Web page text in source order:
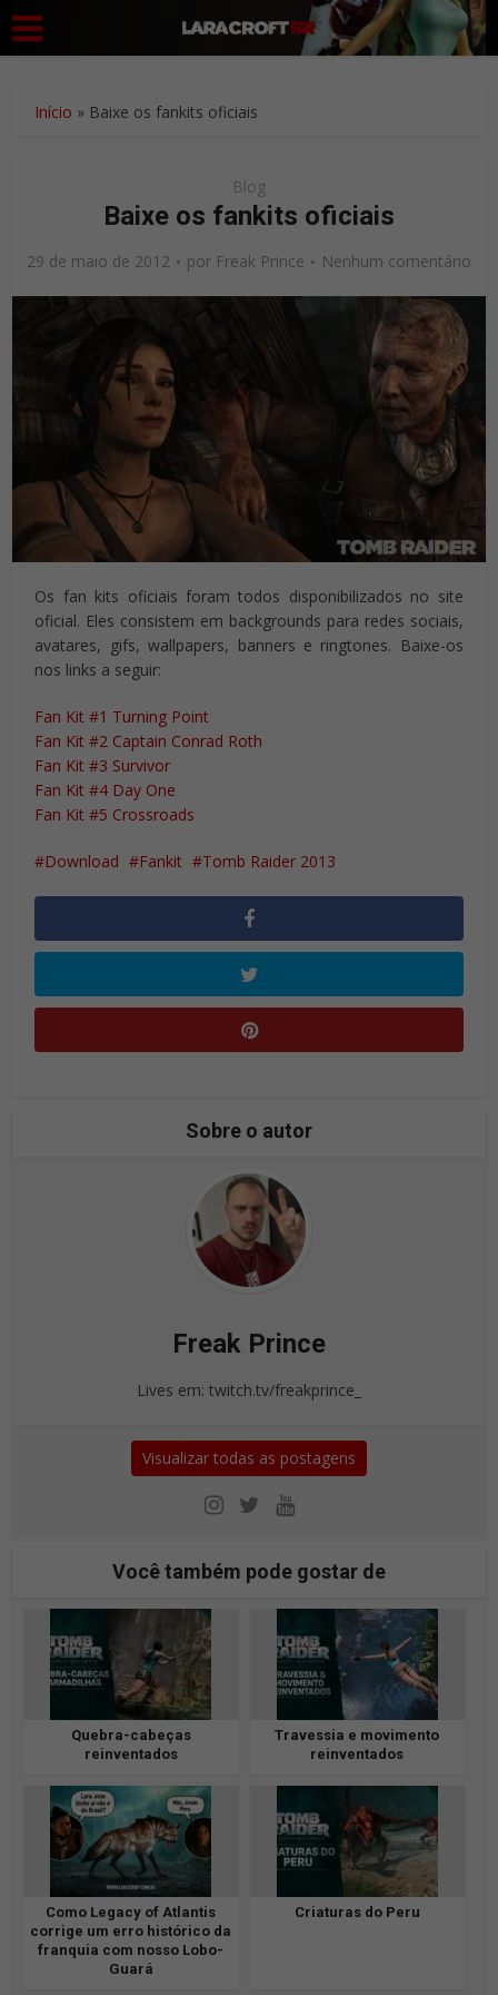
Início » Baixe os fankits oficiais
Blog
Baixe os fankits oficiais
29 de maio de 2012 por Freak Prince Nenhum comentário
Os fan kits oficiais foram todos disponibilizados no site
oficial. Eles consistem em backgrounds para redes sociais,
avatares, gifs, wallpapers, banners e ringtones. Baixe-os
nos links a seguir:
Fan Kit #1 Turning Point
Fan Kit #2 Captain Conrad Roth
Fan Kit #3 Survivor
Fan Kit #4 Day One
Fan Kit #5 Crossroads
Download Fankit Tomb Raider 2013
Sobre o autor
Freak Prince
Lives em: twitch.tv/freakprince_
Visualizar todas as postagens
Você também pode gostar de
Quebra-cabeças
reinventados
Travessia e movimento
reinventados
Como Legacy of Atlantis
corrige um erro histórico da
franquia com nosso Lobo-
Guará
Criaturas do Peru